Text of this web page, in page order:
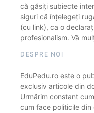
că găsiți subiecte
siguri că înțelegeți
(cu link), ca o
profesionalism. Vă
DESPRE NOI
EduPedu.ro este o
exclusiv articole din
Urmărim constant
cum face politicile din